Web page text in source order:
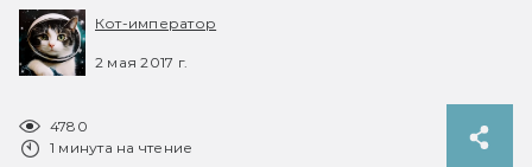
Кот-император
2 мая 2017 г.
4780
1 минута на чтение